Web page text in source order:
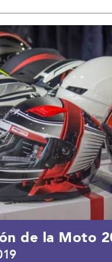
de la Moto